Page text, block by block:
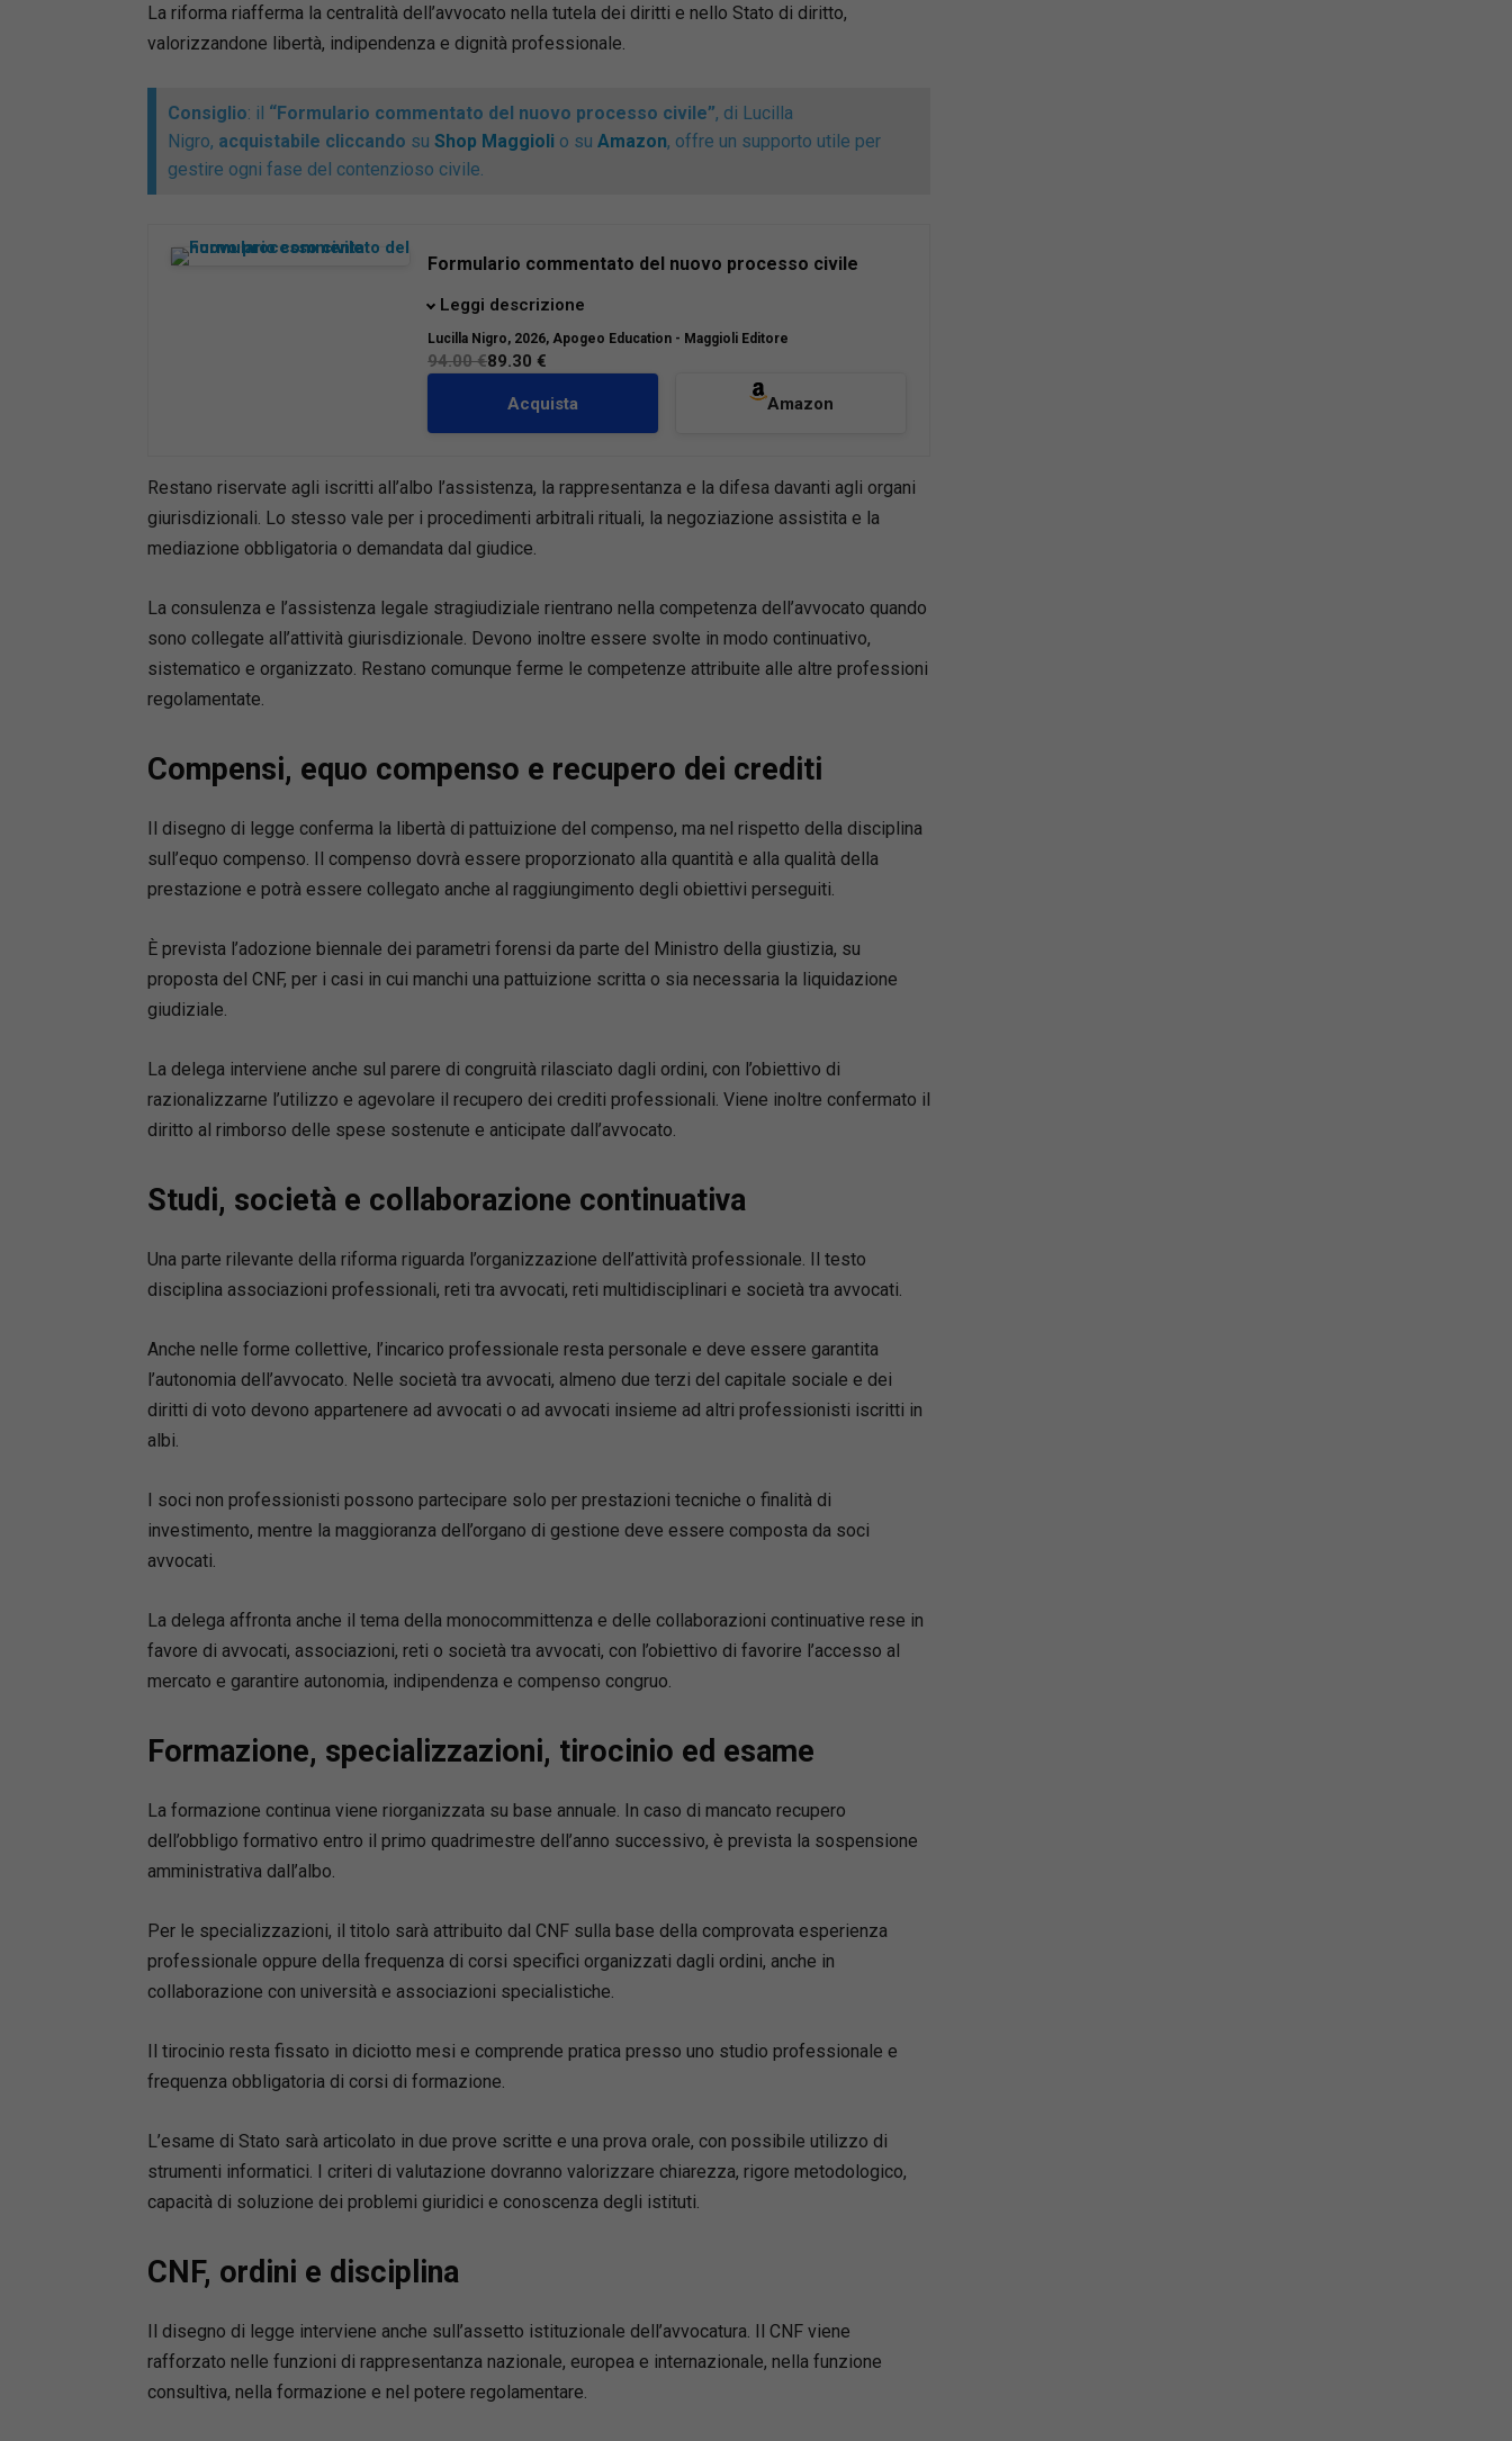
La riforma riafferma la centralità dell’avvocato nella tutela dei diritti e nello Stato di diritto,
valorizzandone libertà, indipendenza e dignità professionale.
Consiglio: il “Formulario commentato del nuovo processo civile”, di Lucilla
Nigro, acquistabile cliccando su Shop Maggioli o su Amazon, offre un supporto utile per
gestire ogni fase del contenzioso civile.
Formulario commentato del nuovo processo civile
Giunto all’VIII edizione, il Formulario commentato del
nuovo processo civile rappresenta uno strumento
operativo indispensabile per il professionista che deve
affrontare il processo civile alla luce delle più recenti
Il volume èaggiornato al Decreto Giustizia (D.L.
mediazione, e tiene conto della giurisprudenza più
recente e delle principali innovazioni in materia di rito,
digitalizzazione e strumenti alternativi di risoluzione
delle controversie.
da:
•riferimento normativo puntuale,
•commento operativo,
massime giurisprudenziali di riferimento.
strategia difensiva e redigere atti completi, aggiornati
e conformi alle nuove regole del processo civile.
Il formulario copre in modo sistematico tutte le fasi e i
procedimenti del processo civile, tra cui:
parti e difensori, mediazione e negoziazione assistita;
•appello, ricorso per Cassazione e altre impugnazioni;
• controversie di lavoro;
•precetto ed esecuzione, opposizioni all’esecuzione;
•procedimenti cautelari e procedimento semplificato di
cognizione;
•separazione, divorzio e cumulo delle domande;
• arbitrato e trasferimento del contenzioso in sede
Punti di forza
•Aggiornamento normativo e giurisprudenziale
•Formulari commentati e immediatamente utilizzabili
• Schemi chiari per orientarsi tra riti, termini e
l’acquisto
Autrice
Benito Nigro, dall’anno 1990. Avvocato cassazionista,
Appello di Napoli, sino al dicembre 2022, è attualmente
Giudice di pace in Agropoli.
Leggi descrizione
Lucilla Nigro, 2026, Apogeo Education - Maggioli Editore
94.00 €89.30 €
Acquista Amazon
Restano riservate agli iscritti all’albo l’assistenza, la rappresentanza e la difesa davanti agli organi
giurisdizionali. Lo stesso vale per i procedimenti arbitrali rituali, la negoziazione assistita e la
mediazione obbligatoria o demandata dal giudice.
La consulenza e l’assistenza legale stragiudiziale rientrano nella competenza dell’avvocato quando
sono collegate all’attività giurisdizionale. Devono inoltre essere svolte in modo continuativo,
sistematico e organizzato. Restano comunque ferme le competenze attribuite alle altre professioni
regolamentate.
Compensi, equo compenso e recupero dei crediti
Il disegno di legge conferma la libertà di pattuizione del compenso, ma nel rispetto della disciplina
sull’equo compenso. Il compenso dovrà essere proporzionato alla quantità e alla qualità della
prestazione e potrà essere collegato anche al raggiungimento degli obiettivi perseguiti.
È prevista l’adozione biennale dei parametri forensi da parte del Ministro della giustizia, su
proposta del CNF, per i casi in cui manchi una pattuizione scritta o sia necessaria la liquidazione
giudiziale.
La delega interviene anche sul parere di congruità rilasciato dagli ordini, con l’obiettivo di
razionalizzarne l’utilizzo e agevolare il recupero dei crediti professionali. Viene inoltre confermato il
diritto al rimborso delle spese sostenute e anticipate dall’avvocato.
Studi, società e collaborazione continuativa
Una parte rilevante della riforma riguarda l’organizzazione dell’attività professionale. Il testo
disciplina associazioni professionali, reti tra avvocati, reti multidisciplinari e società tra avvocati.
Anche nelle forme collettive, l’incarico professionale resta personale e deve essere garantita
l’autonomia dell’avvocato. Nelle società tra avvocati, almeno due terzi del capitale sociale e dei
diritti di voto devono appartenere ad avvocati o ad avvocati insieme ad altri professionisti iscritti in
albi.
I soci non professionisti possono partecipare solo per prestazioni tecniche o finalità di
investimento, mentre la maggioranza dell’organo di gestione deve essere composta da soci
avvocati.
La delega affronta anche il tema della monocommittenza e delle collaborazioni continuative rese in
favore di avvocati, associazioni, reti o società tra avvocati, con l’obiettivo di favorire l’accesso al
mercato e garantire autonomia, indipendenza e compenso congruo.
Formazione, specializzazioni, tirocinio ed esame
La formazione continua viene riorganizzata su base annuale. In caso di mancato recupero
dell’obbligo formativo entro il primo quadrimestre dell’anno successivo, è prevista la sospensione
amministrativa dall’albo.
Per le specializzazioni, il titolo sarà attribuito dal CNF sulla base della comprovata esperienza
professionale oppure della frequenza di corsi specifici organizzati dagli ordini, anche in
collaborazione con università e associazioni specialistiche.
Il tirocinio resta fissato in diciotto mesi e comprende pratica presso uno studio professionale e
frequenza obbligatoria di corsi di formazione.
L’esame di Stato sarà articolato in due prove scritte e una prova orale, con possibile utilizzo di
strumenti informatici. I criteri di valutazione dovranno valorizzare chiarezza, rigore metodologico,
capacità di soluzione dei problemi giuridici e conoscenza degli istituti.
CNF, ordini e disciplina
Il disegno di legge interviene anche sull’assetto istituzionale dell’avvocatura. Il CNF viene
rafforzato nelle funzioni di rappresentanza nazionale, europea e internazionale, nella funzione
consultiva, nella formazione e nel potere regolamentare.